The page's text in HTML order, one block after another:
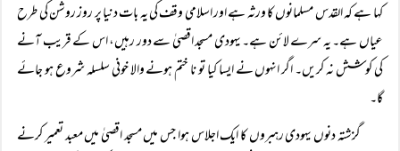
کہا ہے کہ القدس مسلمانوں کا ورثہ ہے اور اسلامی وقف کی یہ بات دنیا پر روز روشن کی طرح
عیاں ہے۔ یہ سرے لائن ہے۔ یہودی مسجد اقصیٰ سے دور رہیں، اس کے قریب آنے
کی کوشش نہ کریں۔ اگر انہوں نے ایسا کیا تو نا ختم ہونے والا خونی سلسلہ شروع ہو جائے
گا۔
گزشتہ دنوں یہودی رہبروں کا ایک اجلاس ہوا جس میں مسجد اقصیٰ میں معبد تعمیر کرنے